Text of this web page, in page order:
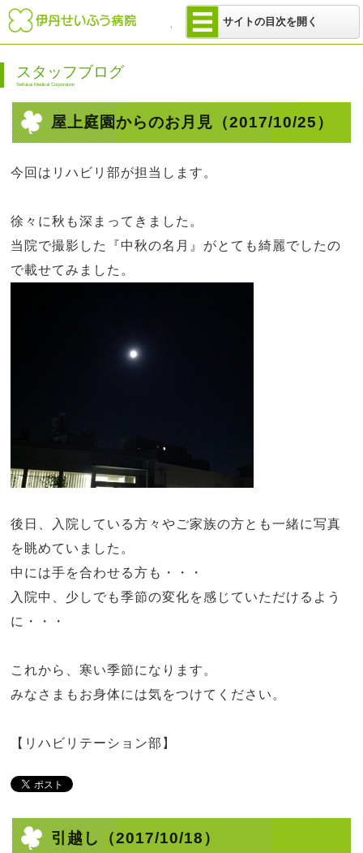
医療法人 せい
サイトの目次を開く
スタッフブログ
Seifukai Medical Corporation
屋上庭園からのお月見 （2017/10/25）
今回はリハビリ部が担当します。
徐々に秋も深まってきました。
当院で撮影した『中秋の名月』がとても綺麗でしたの
で載せてみました。
後日、入院している方々やご家族の方とも一緒に写真
を眺めていました。
中には手を合わせる方も・・・
入院中、少しでも季節の変化を感じていただけるよう
に・・・
これから、寒い季節になります。
みなさまもお身体には気をつけてください。
【リハビリテーション部】
引越し（2017/10/18）